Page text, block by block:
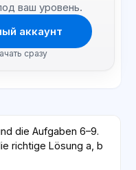
ваш уровень.
аккаунт
сразу
die Aufgaben 6–9.
richtige Lösung a, b